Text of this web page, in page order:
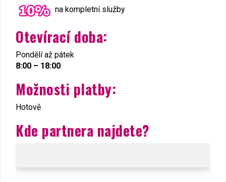
na kompletní služby
Otevírací doba:
Pondělí až pátek
8:00 – 18:00
Možnosti platby:
Hotově
Kde partnera najdete?